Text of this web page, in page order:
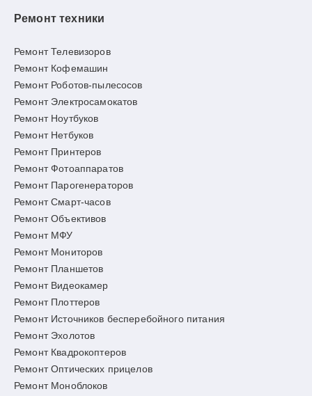
Ремонт техники
Ремонт Телевизоров
Ремонт Кофемашин
Ремонт Роботов-пылесосов
Ремонт Электросамокатов
Ремонт Ноутбуков
Ремонт Нетбуков
Ремонт Принтеров
Ремонт Фотоаппаратов
Ремонт Парогенераторов
Ремонт Смарт-часов
Ремонт Объективов
Ремонт МФУ
Ремонт Мониторов
Ремонт Планшетов
Ремонт Видеокамер
Ремонт Плоттеров
Ремонт Источников бесперебойного питания
Ремонт Эхолотов
Ремонт Квадрокоптеров
Ремонт Оптических прицелов
Ремонт Моноблоков